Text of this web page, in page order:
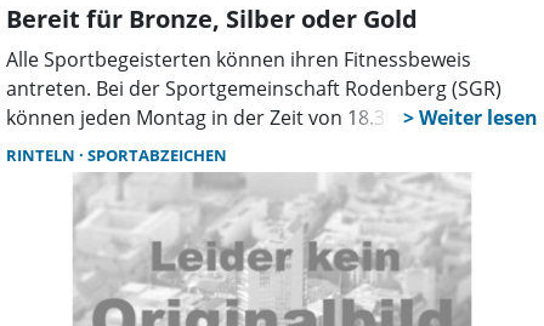
Bereit für Bronze, Silber oder Gold
Alle Sportbegeisterten können ihren Fitnessbeweis
antreten. Bei der Sportgemeinschaft Rodenberg (SGR)
können jeden Montag in der Zeit von 18.30 Uhr bis 20 Uhr
die leichtathletischen Übungen trainiert und absolviert
werden. Aber nicht nur Laufen, Springen und Werfen
stehen auf dem Prüfzettel für die Bereiche Ausdauer,
Kraft, Schnelligkeit und Koordination.
RINTELN SPORTABZEICHEN